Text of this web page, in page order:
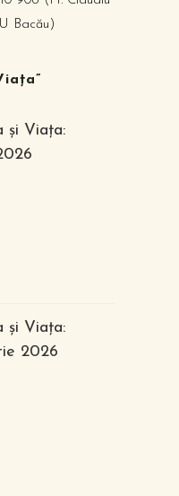
Bacău)
și Viața:
și Viața:
2026